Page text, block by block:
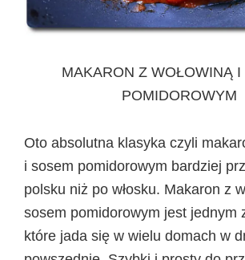
MAKARON Z WOŁOWINĄ I
POMIDOROWYM
Oto absolutna klasyka czyli
i sosem pomidorowym bardziej
polsku niż po włosku. Makaron z
sosem pomidorowym jest jednym
które jada się w wielu domach w